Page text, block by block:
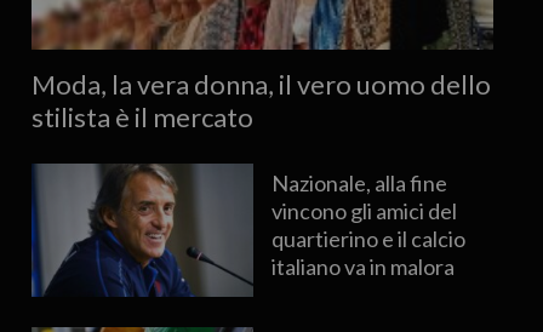
Moda, la vera donna, il vero uomo dello
stilista è il mercato
Nazionale, alla fine
vincono gli amici del
quartierino e il calcio
italiano va in malora